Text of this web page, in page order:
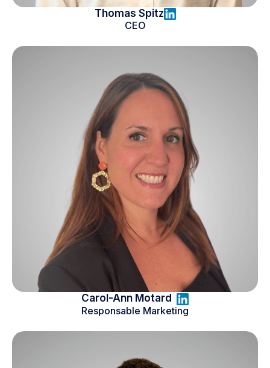
Thomas Spitz
CEO
Carol-Ann Motard
Responsable Marketing